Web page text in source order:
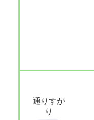
通りすが
り